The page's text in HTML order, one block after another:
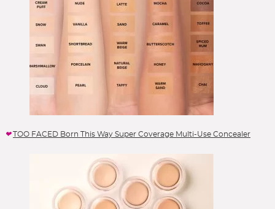
TOO FACED Born This Way Super Coverage Multi-Use Concealer